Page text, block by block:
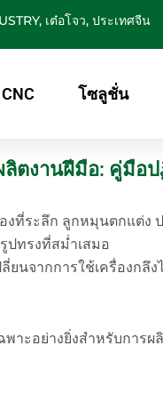
เต๋อโจว, ประเทศจีน
โซลูชั่น
ลิตงานฝีมือ: คู่มือ
ที่ระลึก ลูกหมุนตกแต่ง
ปทรงที่สม่ำเสมอ
นจากการใช้เครื่องกลึ
าะอย่างยิ่งสำหรับการ